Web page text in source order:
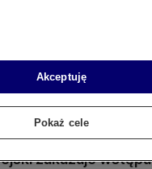
w Parlamencie
data
zakazuje wstępu
Akceptuję
Pokaż cele